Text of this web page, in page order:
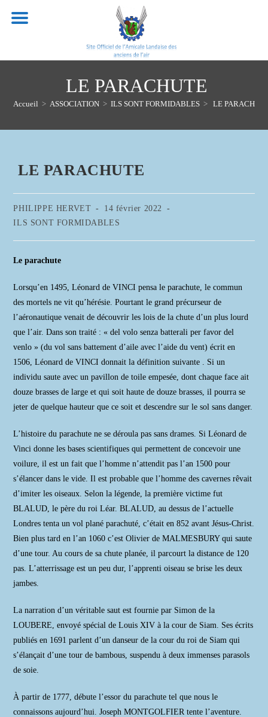
LE PARACHUTE
Accueil > ASSOCIATION > ILS SONT FORMIDABLES > LE
LE PARACHUTE
Auteur/autrice
de
publication :
PHILIPPE HERVET
Publication
publiée :
14 février 2022
Post
ILS SONT FORMIDABLES
Le parachute
Lorsqu’en 1495, Léonard de VINCI pensa le parachute, le commun
des mortels ne vit qu’hérésie. Pourtant le grand précurseur de
l’aéronautique venait de découvrir les lois de la chute d’un plus lourd
que l’air. Dans son traité : « del volo senza batterali per favor del
venlo » (du vol sans battement d’aile avec l’aide du vent) écrit en
1506, Léonard de VINCI donnait la définition suivante . Si un
individu saute avec un pavillon de toile empesée, dont chaque face ait
douze brasses de large et qui soit haute de douze brasses, il pourra se
jeter de quelque hauteur que ce soit et descendre sur le sol sans danger.
L’histoire du parachute ne se déroula pas sans drames. Si Léonard de
Vinci donne les bases scientifiques qui permettent de concevoir une
voilure, il est un fait que l’homme n’attendit pas l’an 1500 pour
s’élancer dans le vide. Il est probable que l’homme des cavernes rêvait
d’imiter les oiseaux. Selon la légende, la première victime fut
BLALUD, le père du roi Léar. BLALUD, au dessus de l’actuelle
Londres tenta un vol plané parachuté, c’était en 852 avant Jésus-Christ.
Bien plus tard en l’an 1060 c’est Olivier de MALMESBURY qui saute
d’une tour. Au cours de sa chute planée, il parcourt la distance de 120
pas. L’atterrissage est un peu dur, l’apprenti oiseau se brise les deux
jambes.
La narration d’un véritable saut est fournie par Simon de la
LOUBERE, envoyé spécial de Louis XIV à la cour de Siam. Ses écrits
publiés en 1691 parlent d’un danseur de la cour du roi de Siam qui
s’élançait d’une tour de bambous, suspendu à deux immenses parasols
de soie.
À partir de 1777, débute l’essor du parachute tel que nous le
connaissons aujourd’hui. Joseph MONTGOLFIER tente l’aventure.